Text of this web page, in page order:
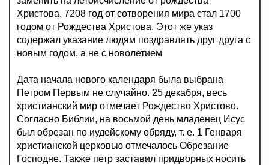
Христова. 7208 год от сотворения мира стал 1700
годом от Рождества Христова. Этот же указ
содержал указание людям поздравлять друг друга с
новым годом, а не с новолетием
Дата начала нового календаря была выбрана
Петром Первым не случайно. 25 декабря, весь
христианский мир отмечает Рождество Христово.
Согласно Библии, на восьмой день младенец Исус
был обрезан по иудейскому обряду, т. е. 1 Генваря
христианской церковью отмечалось Обрезание
Господне. Также петр заставил придворных носить